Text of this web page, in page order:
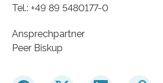
Tel.: +49 89 5480177-0
Ansprechpartner
Peer Biskup